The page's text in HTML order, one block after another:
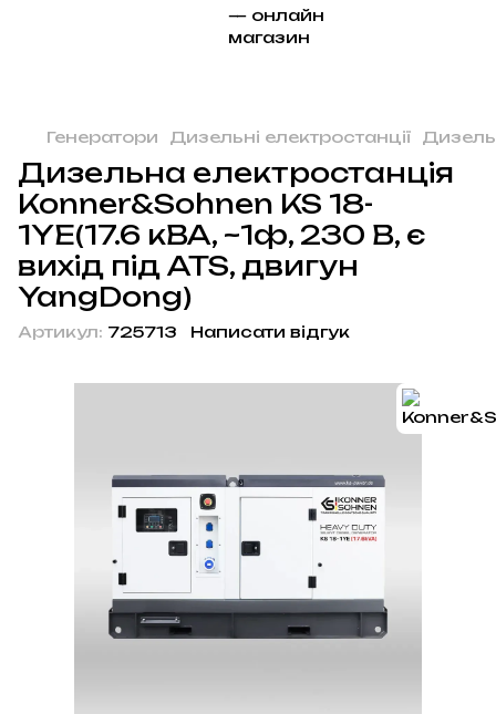
Генератори Дизельні електростанції
Дизельна електростанція
Konner&Sohnen KS 18-
1YE(17.6 кВА, ~1ф, 230 В, є
вихід під ATS, двигун
YangDong)
Артикул: 725713 Написати відгук